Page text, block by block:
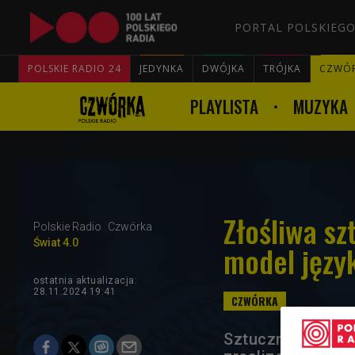
PORTAL
POLSKIE RADIO 24 JEDYNKA DWÓJKA TRÓJKA
PLAYLISTA MUZYKA
Polskie Radio
Czwórka
Świat 4.0
Złośliwa
model
ostatnia aktualizacja:
28.11.2024 19:41
Sztuczna